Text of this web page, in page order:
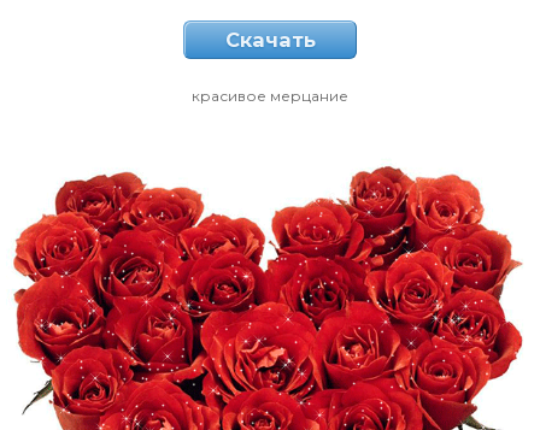
Скачать
красивое мерцание